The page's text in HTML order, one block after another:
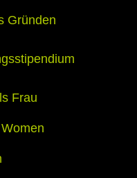
Gründen
Frau